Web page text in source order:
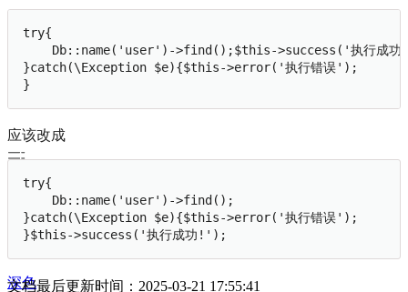
try{
Db::name('user')->find();$this->success('执行成
}catch(\Exception $e){$this->error('执行错误');
}
应该改成
try{
Db::name('user')->find();
}catch(\Exception $e){$this->error('执行错误');
}$this->success('执行成功!');
文档最后更新时间：2025-03-21 17:55:41
目录
深色